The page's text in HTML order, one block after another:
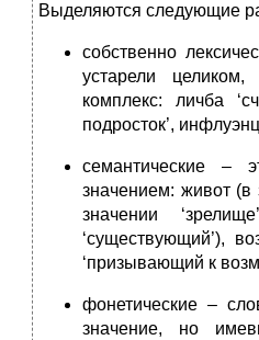
Выделяются следующие
собственно
устарели целиком,
комплекс: личба
подросток’,
семантические –
значением: живот (в
значении
‘существующий’),
‘призывающий к
фонетические –
значение, но